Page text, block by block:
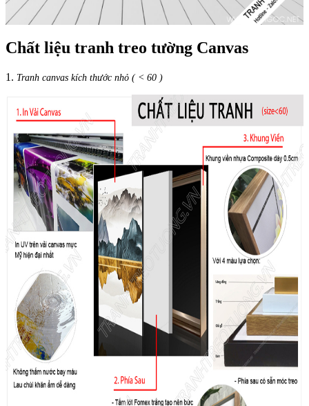
Chất liệu tranh treo tường Canvas
1. Tranh canvas kích thước nhỏ ( < 60 )